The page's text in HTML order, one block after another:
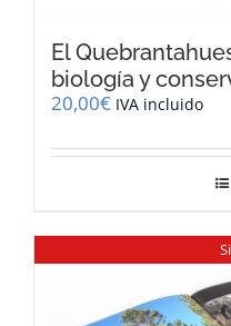
El
biología y
20,00€ IVA incluido